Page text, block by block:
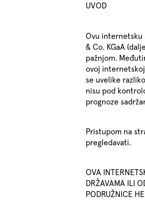
UVOD
Ovu internetsku
& Co. KGaA
pažnjom.
ovoj
se uvelike
nisu pod
prognoze
Pristupom na
pregledavati.
OVA
DRŽAVAMA ILI
PODRUŽNICE